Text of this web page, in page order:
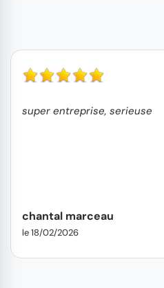
super entreprise, serieuse
chantal marceau
le 18/02/2026